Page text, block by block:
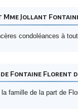
Mme Jollant
condoléances à
Fontaine Florent
famille de la part de